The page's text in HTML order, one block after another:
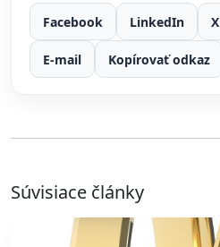
Facebook LinkedIn X
E-mail Kopírovať odkaz
Súvisiace články